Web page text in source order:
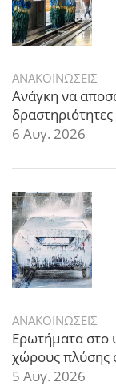
ΑΝΑΚΟΙΝΩΣΕΙΣ
Ανάγκη να
6 Αυγ. 2026
ΑΝΑΚΟΙΝΩΣΕΙΣ
Ερωτήματα στο
χώρους πλύσης
5 Αυγ. 2026